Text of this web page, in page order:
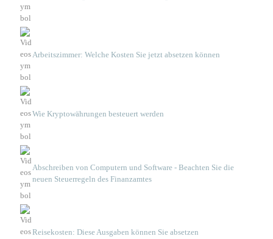
Arbeitszimmer: Welche Kosten Sie jetzt absetzen können
Wie Kryptowährungen besteuert werden
Abschreiben von Computern und Software - Beachten Sie die
neuen Steuerregeln des Finanzamtes
Reisekosten: Diese Ausgaben können Sie absetzen